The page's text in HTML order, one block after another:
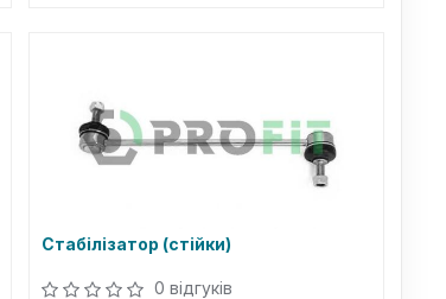
Стабілізатор (стійки)
0 відгуків